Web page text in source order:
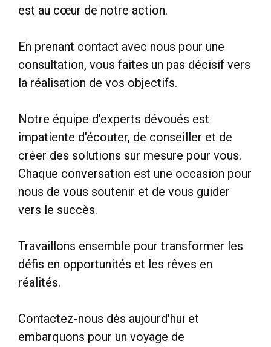
est au cœur de notre action.
En prenant contact avec nous pour une
consultation, vous faites un pas décisif vers
la réalisation de vos objectifs.
Notre équipe d'experts dévoués est
impatiente d'écouter, de conseiller et de
créer des solutions sur mesure pour vous.
Chaque conversation est une occasion pour
nous de vous soutenir et de vous guider
vers le succès.
Travaillons ensemble pour transformer les
défis en opportunités et les rêves en
réalités.
Contactez-nous dès aujourd'hui et
embarquons pour un voyage de